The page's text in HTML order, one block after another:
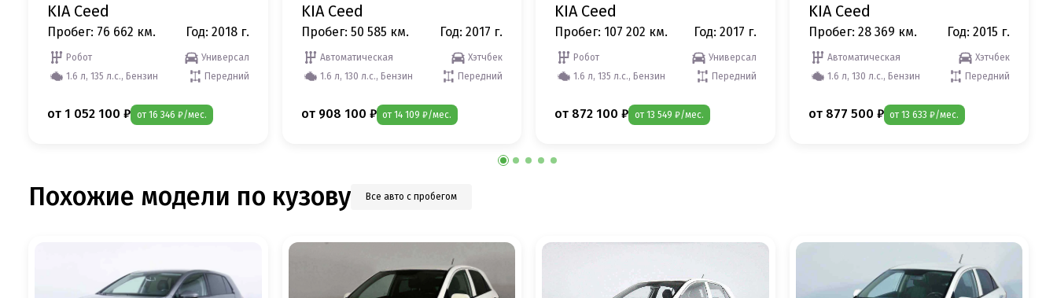
KIA Ceed
Пробег: 76 662 км. Год: 2018 г.
Робот
Универсал
1.6 л, 135 л.с., Бензин
Передний
от 1 052 100 ₽ от 16 346 ₽/мес.
KIA Ceed
Пробег: 50 585 км. Год: 2017 г.
Автоматическая
Хэтчбек
1.6 л, 130 л.с., Бензин
Передний
от 908 100 ₽ от 14 109 ₽/мес.
KIA Ceed
Пробег: 107 202 км. Год: 2017 г.
Робот
Универсал
1.6 л, 135 л.с., Бензин
Передний
от 872 100 ₽ от 13 549 ₽/мес.
KIA Ceed
Пробег: 28 369 км. Год: 2015 г.
Автоматическая
Хэтчбек
1.6 л, 130 л.с., Бензин
Передний
от 877 500 ₽ от 13 633 ₽/мес.
Похожие модели по кузову Все авто с пробегом